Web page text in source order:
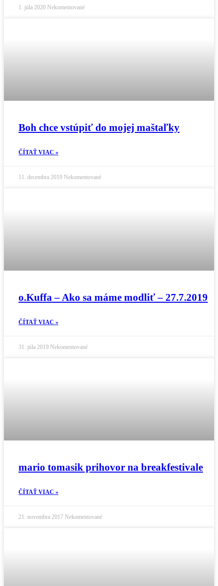
1. júla 2020 Nekomentované
Boh chce vstúpiť do mojej maštaľky
ČÍTAŤ VIAC »
11. decembra 2019 Nekomentované
o.Kuffa – Ako sa máme modliť – 27.7.2019
ČÍTAŤ VIAC »
31. júla 2019 Nekomentované
mario tomasik prihovor na breakfestivale
ČÍTAŤ VIAC »
21. novembra 2017 Nekomentované